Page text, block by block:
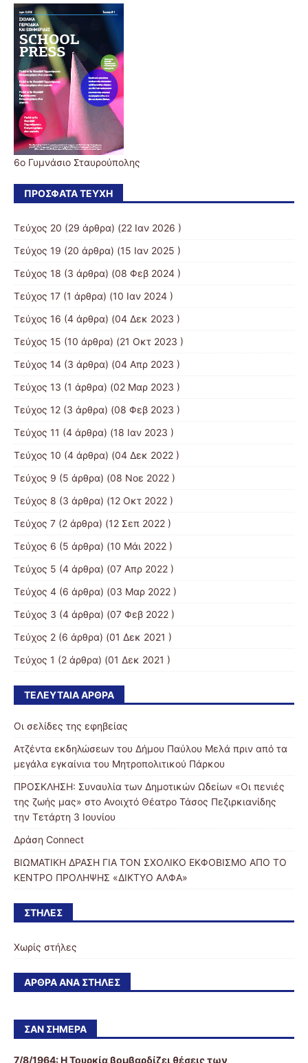
6ο Γυμνάσιο Σταυρούπολης
ΠΡΌΣΦΑΤΑ ΤΕΎΧΗ
Τεύχος 20 (29 άρθρα) (22 Ιαν 2026 )
Τεύχος 19 (20 άρθρα) (15 Ιαν 2025 )
Τεύχος 18 (3 άρθρα) (08 Φεβ 2024 )
Τεύχος 17 (1 άρθρα) (10 Ιαν 2024 )
Τεύχος 16 (4 άρθρα) (04 Δεκ 2023 )
Τεύχος 15 (10 άρθρα) (21 Οκτ 2023 )
Τεύχος 14 (3 άρθρα) (04 Απρ 2023 )
Τεύχος 13 (1 άρθρα) (02 Μαρ 2023 )
Τεύχος 12 (3 άρθρα) (08 Φεβ 2023 )
Τεύχος 11 (4 άρθρα) (18 Ιαν 2023 )
Τεύχος 10 (4 άρθρα) (04 Δεκ 2022 )
Τεύχος 9 (5 άρθρα) (08 Νοε 2022 )
Τεύχος 8 (3 άρθρα) (12 Οκτ 2022 )
Τεύχος 7 (2 άρθρα) (12 Σεπ 2022 )
Τεύχος 6 (5 άρθρα) (10 Μάι 2022 )
Τεύχος 5 (4 άρθρα) (07 Απρ 2022 )
Τεύχος 4 (6 άρθρα) (03 Μαρ 2022 )
Τεύχος 3 (4 άρθρα) (07 Φεβ 2022 )
Τεύχος 2 (6 άρθρα) (01 Δεκ 2021 )
Τεύχος 1 (2 άρθρα) (01 Δεκ 2021 )
ΤΕΛΕΥΤΑΊΑ ΆΡΘΡΑ
Οι σελίδες της εφηβείας
Ατζέντα εκδηλώσεων του Δήμου Παύλου Μελά πριν από τα
μεγάλα εγκαίνια του Μητροπολιτικού Πάρκου
ΠΡΟΣΚΛΗΣΗ: Συναυλία των Δημοτικών Ωδείων «Οι πενιές
της ζωής μας» στο Ανοιχτό Θέατρο Τάσος Πεζιρκιανίδης
την Τετάρτη 3 Ιουνίου
Δράση Connect
ΒΙΩΜΑΤΙΚΗ ΔΡΑΣΗ ΓΙΑ ΤΟΝ ΣΧΟΛΙΚΟ ΕΚΦΟΒΙΣΜΟ ΑΠΟ ΤΟ
ΚΕΝΤΡΟ ΠΡΟΛΗΨΗΣ «ΔΙΚΤΥΟ ΑΛΦΑ»
ΣΤΉΛΕΣ
Χωρίς στήλες
ΆΡΘΡΑ ΑΝΆ ΣΤΉΛΕΣ
ΣΑΝ ΣΉΜΕΡΑ
7/8/1964: Η Τουρκία βομβαρδίζει θέσεις των